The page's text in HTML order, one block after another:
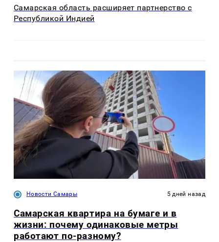
Самарская область расширяет партнерство с
Республикой Индией
Новости Самары 5 дней назад
Самарская квартира на бумаге и в
жизни: почему одинаковые метры
работают по-разному?